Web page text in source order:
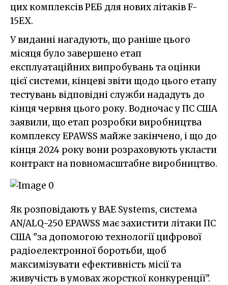
цих комплексів РЕБ для нових літаків F-
15EX.
У виданні нагадують, що раніше цього
місяця було завершено етап
експлуатаційних випробувань та оцінки
цієї системи, кінцеві звіти щодо цього етапу
тестувань відповідні служби нададуть до
кінця червня цього року. Водночас у ПС США
заявили, що етап розробки виробництва
комплексу EPAWSS майже закінчено, і що до
кінця 2024 року вони розраховують укласти
контракт на повномасштабне виробництво.
Як розповідають у BAE Systems, система
AN/ALQ-250 EPAWSS має захистити літаки ПС
США "за допомогою технології цифрової
радіоелектронної боротьби, щоб
максимізувати ефективність місії та
живучість в умовах жорсткої конкуренції".